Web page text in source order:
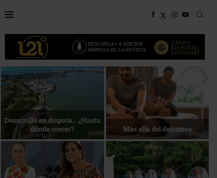
Bottega, un viaje servido a la
mesa
Energía que Impulsa la
competitividad